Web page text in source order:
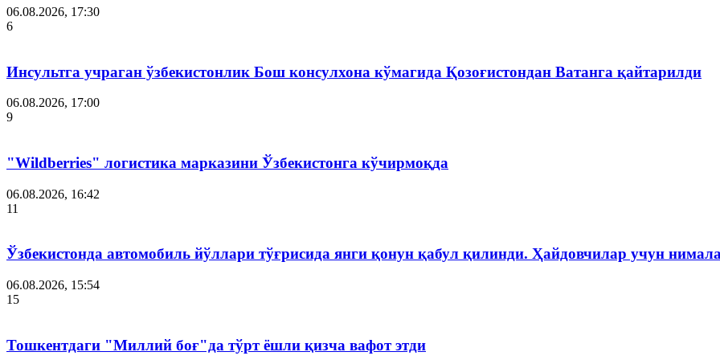
06.08.2026, 17:30
6
Инсультга учраган ўзбекистонлик Бош консулхона кўмагида Қозоғистондан Ватанга қайтарилди
06.08.2026, 17:00
9
"Wildberries" логистика марказини Ўзбекистонга кўчирмоқда
06.08.2026, 16:42
11
Ўзбекистонда автомобиль йўллари тўғрисида янги қонун қабул қилинди. Ҳайдовчилар учун
06.08.2026, 15:54
15
Тошкентдаги "Миллий боғ"да тўрт ёшли қизча вафот этди